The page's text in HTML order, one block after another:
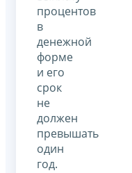
процентов
в
денежной
форме
и его
срок
не
должен
превышать
один
год.